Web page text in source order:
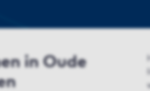
in Oude